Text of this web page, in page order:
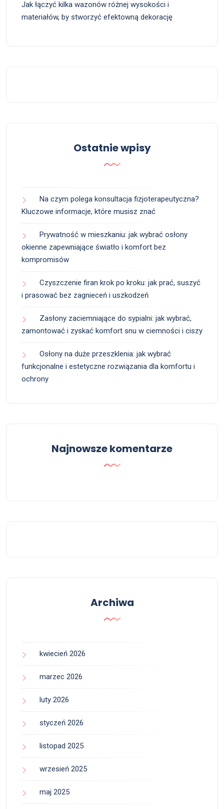
Jak łączyć kilka wazonów różnej wysokości i
materiałów, by stworzyć efektowną dekorację
Ostatnie wpisy
Na czym polega konsultacja fizjoterapeutyczna?
Kluczowe informacje, które musisz znać
Prywatność w mieszkaniu: jak wybrać osłony
okienne zapewniające światło i komfort bez
kompromisów
Czyszczenie firan krok po kroku: jak prać, suszyć
i prasować bez zagnieceń i uszkodzeń
Zasłony zaciemniające do sypialni: jak wybrać,
zamontować i zyskać komfort snu w ciemności i ciszy
Osłony na duże przeszklenia: jak wybrać
funkcjonalne i estetyczne rozwiązania dla komfortu i
ochrony
Najnowsze komentarze
Archiwa
kwiecień 2026
marzec 2026
luty 2026
styczeń 2026
listopad 2025
wrzesień 2025
maj 2025